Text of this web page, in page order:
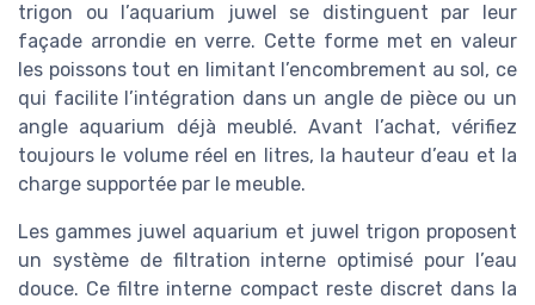
trigon ou l’aquarium juwel se distinguent par leur
façade arrondie en verre. Cette forme met en valeur
les poissons tout en limitant l’encombrement au sol, ce
qui facilite l’intégration dans un angle de pièce ou un
angle aquarium déjà meublé. Avant l’achat, vérifiez
toujours le volume réel en litres, la hauteur d’eau et la
charge supportée par le meuble.
Les gammes juwel aquarium et juwel trigon proposent
un système de filtration interne optimisé pour l’eau
douce. Ce filtre interne compact reste discret dans la